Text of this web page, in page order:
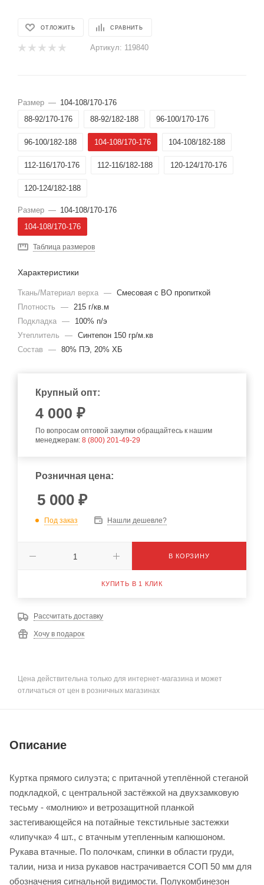
ОТЛОЖИТЬ СРАВНИТЬ
Артикул: 119840
Размер — 104-108/170-176
88-92/170-176
88-92/182-188 96-100/170-176
96-100/182-188 104-108/170-176 104-108/182-188
112-116/170-176 112-116/182-188 120-124/170-176
120-124/182-188
Размер — 104-108/170-176
104-108/170-176
Таблица размеров
Характеристики
Ткань/Материал верха — Смесовая с ВО пропиткой
Плотность
— 215 г/кв.м
Подкладка —
100% п/э
Утеплитель
— Синтепон 150 гр/м.кв
Состав
— 80% ПЭ, 20% ХБ
Крупный опт:
4 000 ₽
По вопросам оптовой закупки обращайтесь к нашим
менеджерам: 8 (800) 201-49-29
Розничная цена:
5 000 ₽
Под заказ Нашли дешевле?
В КОРЗИНУ
КУПИТЬ В 1 КЛИК
Рассчитать доставку
Хочу в подарок
Цена действительна только для интернет-магазина и может
отличаться от цен в розничных магазинах
Описание
Куртка прямого силуэта; с притачной утеплённой стеганой
подкладкой, с центральной застёжкой на двухзамковую
тесьму - «молнию» и ветрозащитной планкой
застегивающейся на потайные текстильные застежки
«липучка» 4 шт., с втачным утепленным капюшоном.
Рукава втачные. По полочкам, спинки в области груди,
талии, низа и низа рукавов настрачивается СОП 50 мм для
обозначения сигнальной видимости. Полукомбинезон